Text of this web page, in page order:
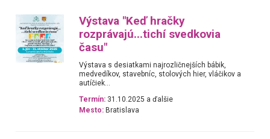
Výstava "Keď hračky
rozprávajú...tichí svedkovia
času"
Výstava s desiatkami najrozličnejších bábik,
medvedíkov, stavebníc, stolových hier, vláčikov a
autíčiek...
Termín: 31.10.2025 a ďalšie
Mesto: Bratislava